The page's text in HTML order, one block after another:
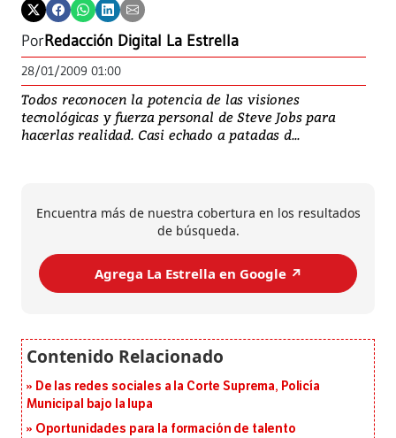
PorRedacción Digital La Estrella
28/01/2009 01:00
Todos reconocen la potencia de las visiones
tecnológicas y fuerza personal de Steve Jobs para
hacerlas realidad. Casi echado a patadas d...
Encuentra más de nuestra cobertura en los resultados
de búsqueda.
Agrega La Estrella en Google ↗️
De las redes sociales a la Corte Suprema, Policía
Municipal bajo la lupa
Oportunidades para la formación de talento